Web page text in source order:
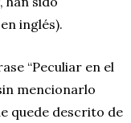
inglés).
“Peculiar en el
mencionarlo
quede descrito de